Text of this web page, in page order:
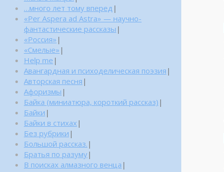
…много лет тому вперед |
«Per Aspera ad Astra» — научно-
фантастические рассказы |
«Россия» |
«Смелые» |
Help me |
Авангардная и психоделическая поэзия |
Авторская песня |
Афоризмы |
Байка (миниатюра, короткий рассказ) |
Байки |
Байки в стихах |
Без рубрики |
Большой рассказ. |
Братья по разуму|
В поисках алмазного венца |